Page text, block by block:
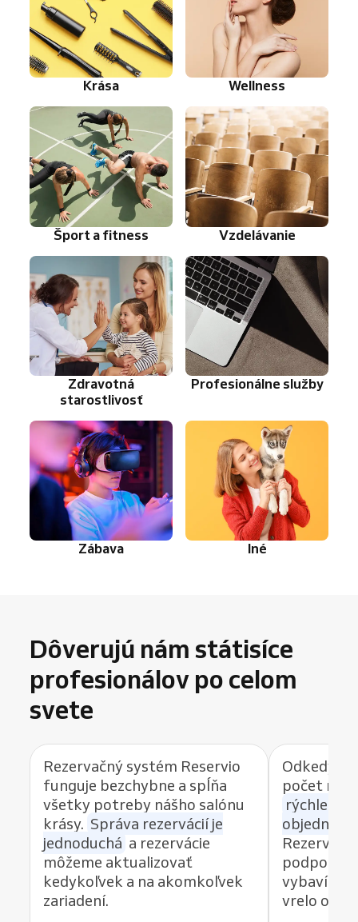
Krása Wellness
Šport a fitness Vzdelávanie
Zdravotná
starostlivosť
Profesionálne služby
Zábava Iné
Dôverujú nám státisíce
profesionálov po celom
svete
Rezervačný systém Reservio
funguje bezchybne a spĺňa
všetky potreby nášho salónu
krásy. Správa rezervácií je
jednoduchá a rezervácie
môžeme aktualizovať
kedykoľvek a na akomkoľvek
zariadení.
Odkedy
počet
rýchlemu
podpory,
vybaví
vrelo